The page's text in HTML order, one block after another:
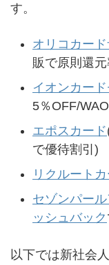
す。
オリコカー
販で原則還
イオンカー
5％OFF/
エポスカード
で優待割引)
リクルート
セゾンパー
ッシュバック
以下では新社会